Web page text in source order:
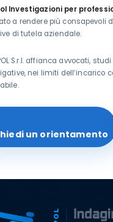
Investigazioni per
a rendere più consapevoli
di tutela aziendale.
S.r.l. affianca avvocati,
nei limiti dell’incarico
un orientamento